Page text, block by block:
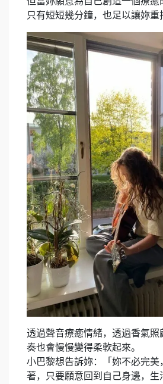
只有短短幾分鐘，也足以讓妳重
透過聲音療癒情緒，透過香氣照
奏也會慢慢變得柔軟起來。
小巴黎想告訴妳：「妳不必完美
著，只要願意回到自己身邊，生